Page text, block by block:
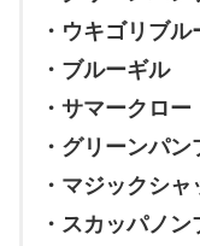
・ウキゴリブル
・ブルーギル
・サマークロー
・グリーンパ
・マジックシャ
・スカッパノ